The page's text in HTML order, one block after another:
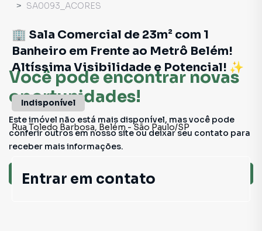
Você pode encontrar novas
oportunidades!
Este imóvel não está mais disponível, mas você pode
conferir outros em nosso site ou deixar seu contato para
receber mais informações.
Ver sugestões
SA0093_ACORES
🏢 Sala Comercial de 23m² com 1
Banheiro em Frente ao Metrô Belém!
Altíssima Visibilidade e Potencial! ✨
Indisponível
Rua Toledo Barbosa, Belém - São Paulo/SP
Entrar em contato